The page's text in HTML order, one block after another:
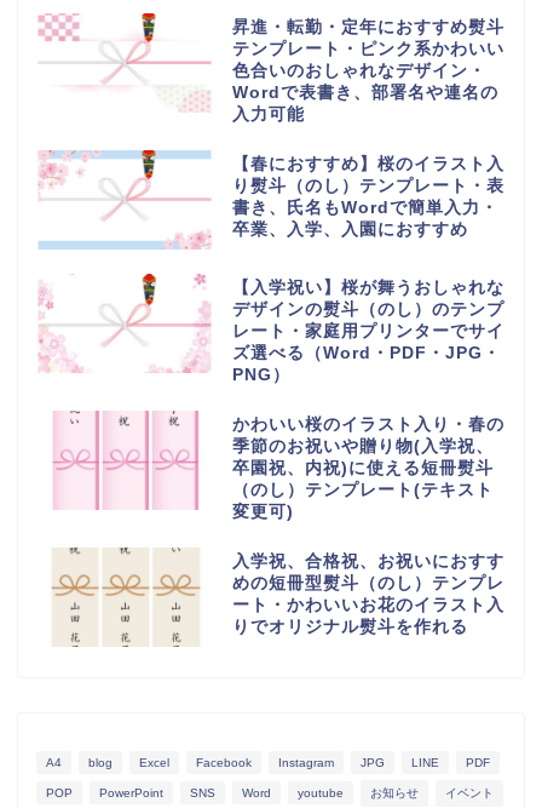
昇進・転勤・定年におすすめ熨斗
テンプレート・ピンク系かわいい
色合いのおしゃれなデザイン・
Wordで表書き、部署名や連名の
入力可能
【春におすすめ】桜のイラスト入
り熨斗（のし）テンプレート・表
書き、氏名もWordで簡単入力・
卒業、入学、入園におすすめ
【入学祝い】桜が舞うおしゃれな
デザインの熨斗（のし）のテンプ
レート・家庭用プリンターでサイ
ズ選べる（Word・PDF・JPG・
PNG）
かわいい桜のイラスト入り・春の
季節のお祝いや贈り物(入学祝、
卒園祝、内祝)に使える短冊熨斗
（のし）テンプレート(テキスト
変更可)
入学祝、合格祝、お祝いにおすす
めの短冊型熨斗（のし）テンプレ
ート・かわいいお花のイラスト入
りでオリジナル熨斗を作れる
A4 blog Excel Facebook Instagram JPG LINE PDF
POP PowerPoint SNS Word youtube お知らせ イベント